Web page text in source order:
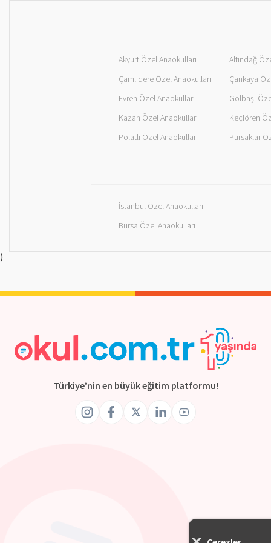
Akyurt Özel Anaokulları
Altındağ
Çamlıdere Özel Anaokulları
Çankaya
Evren Özel Anaokulları
Gölbaşı
Kazan Özel Anaokulları
Keçiören
Polatlı Özel Anaokulları
Pursaklar
İstanbul Özel Anaokulları
Bursa Özel Anaokulları
)
Türkiye’nin en büyük eğitim platformu!